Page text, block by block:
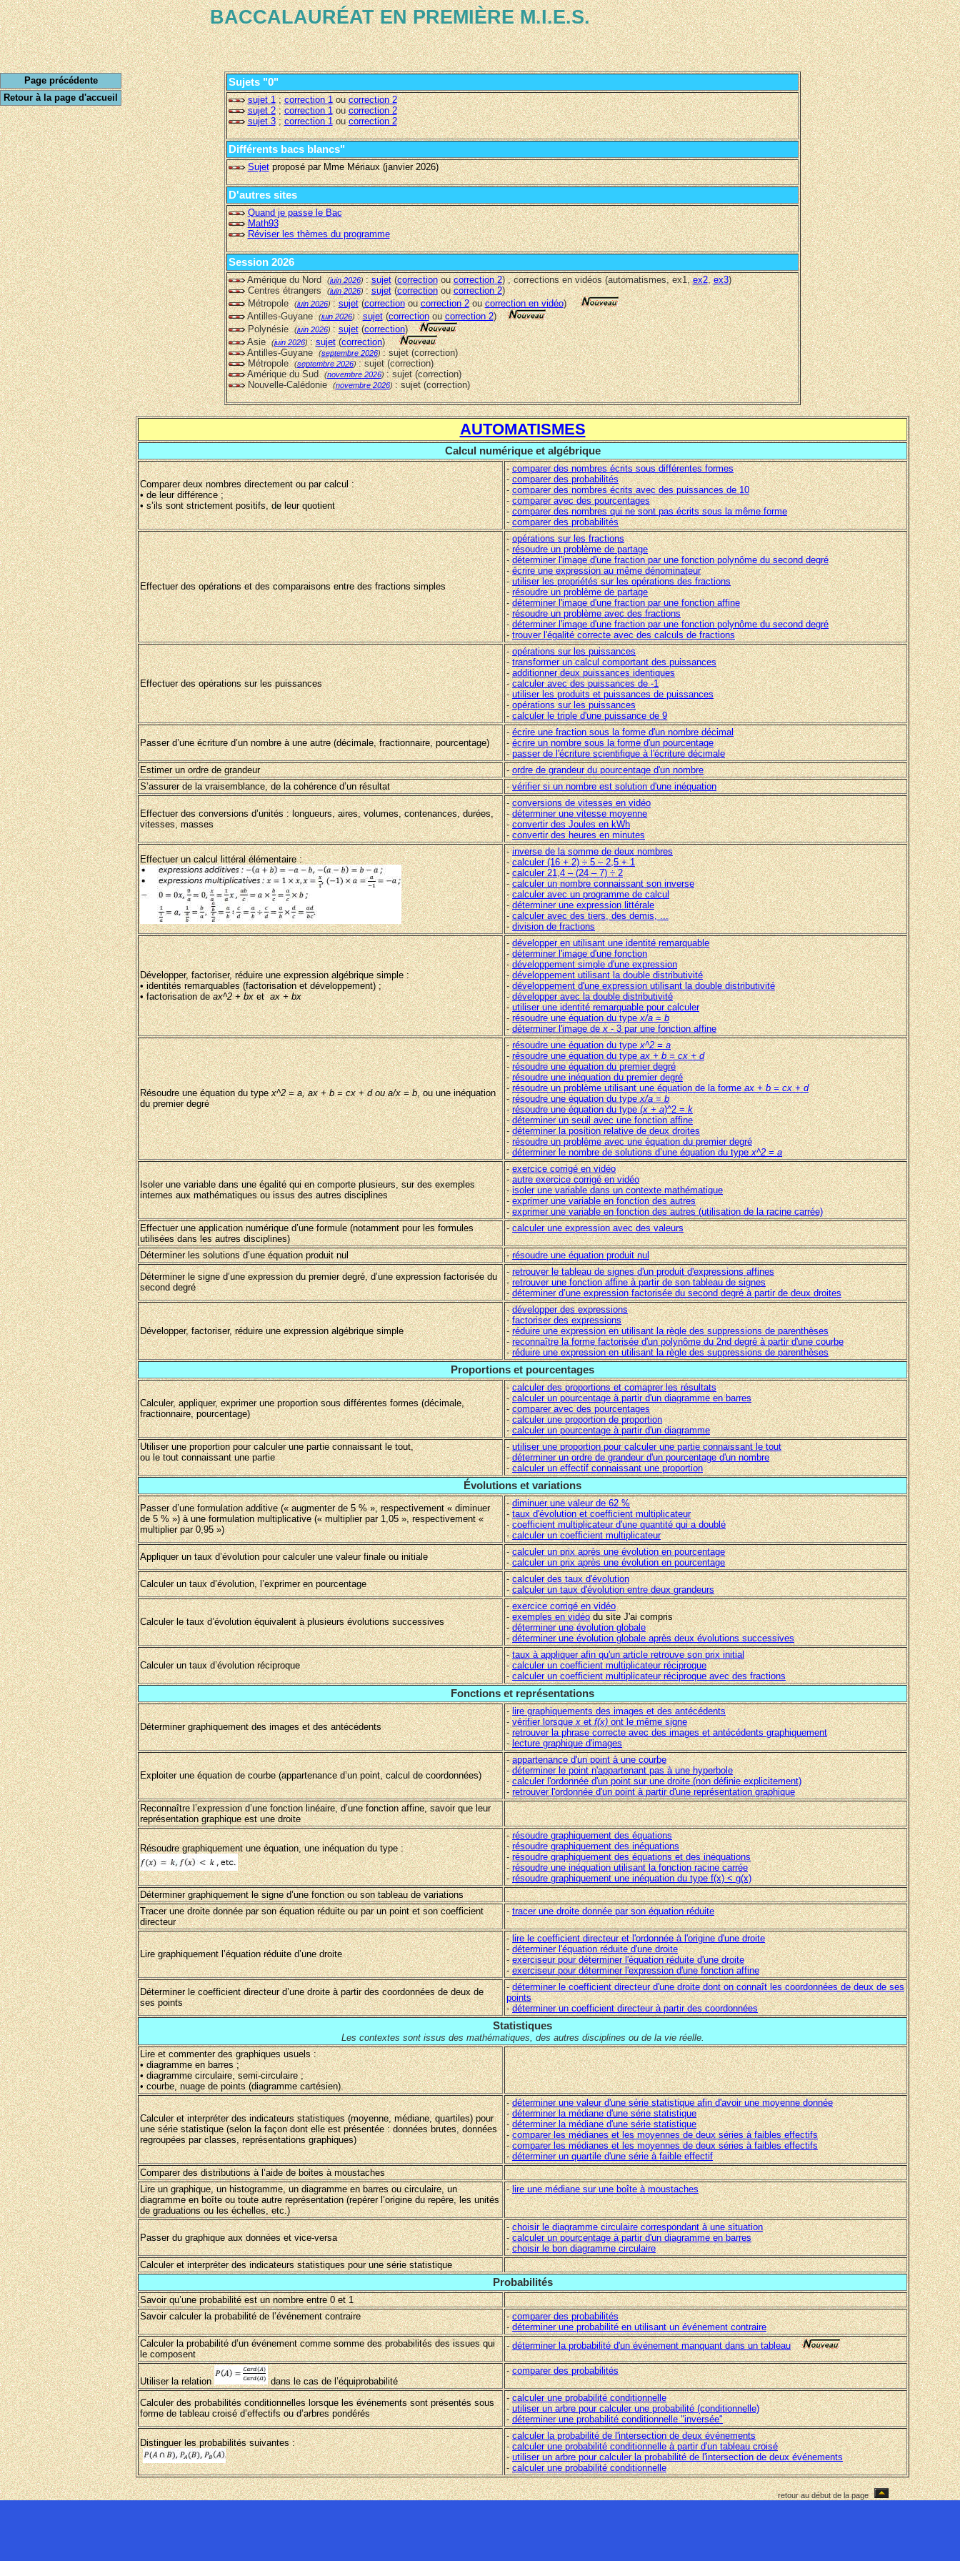
Sujets "0"
sujet 1;correction 1oucorrection 2
sujet 2;correction 1oucorrection 2
sujet 3;correction 1oucorrection 2
Différents bacs blancs"
Sujet proposé par Mme Mériaux (janvier 2026)
D'autres sites
Quand je passe le Bac
Math93
Réviser les thèmes du programme
Session 2026
Amérique du Nord(juin 2026):sujet(correctionoucorrection 2) , corrections en vidéos (automatismes, ex1,ex2,ex3)
Centres étrangers(juin 2026):sujet(correctionoucorrection 2)
Métropole(juin 2026):sujet(correctionoucorrection 2oucorrection en vidéo)
Antilles-Guyane(juin 2026):sujet(correctionoucorrection 2)
Polynésie(juin 2026):sujet(correction)
Asie(juin 2026):sujet(correction)
Antilles-Guyane(septembre2026): sujet (correction)
Métropole(septembre2026): sujet (correction)
Amérique du Sud(novembre2026): sujet (correction)
Nouvelle-Calédonie(novembre2026): sujet (correction)
AUTOMATISMES
Calcul numérique et algébrique
Comparer deux nombres directement ou par calcul :
• de leur différence ;
• s’ils sont strictement positifs, de leur quotient
-comparer des nombres écrits sous différentes formes
-comparer des probabilités
-comparer des nombres écrits avec des puissances de 10
-comparer avec des pourcentages
-comparer des nombres qui ne sont pas écrits sous la même forme
-comparer des probabilités
Effectuer des opérations et des comparaisons entre des fractions simples
-opérations sur les fractions
-résoudre un problème de partage
-déterminer l'image d'une fraction par une fonction polynôme du second degré
-écrire une expression au même dénominateur
-utiliser les propriétés sur les opérations des fractions
-résoudre un problème de partage
-déterminer l'image d'une fraction par une fonction affine
-résoudre un problème avec des fractions
-déterminer l'image d'une fraction par une fonction polynôme du second degré
-trouver l'égalité correcte avec des calculs de fractions
Effectuer des opérations sur les puissances
-opérations sur les puissances
-transformer un calcul comportant des puissances
-additionner deux puissances identiques
-calculer avec des puissances de -1
-utiliser les produits et puissances de puissances
-opérations sur les puissances
-calculer le triple d'une puissance de 9
Passer d’une écriture d’un nombre à une autre (décimale, fractionnaire, pourcentage)
-écrire une fraction sous la forme d'un nombre décimal
-écrire un nombre sous la forme d'un pourcentage
-passer de l'écriture scientifique à l'écriture décimale
Estimer un ordre de grandeur
-ordre de grandeur du pourcentage d'un nombre
S’assurer de la vraisemblance, de la cohérence d’un résultat
-vérifier si un nombre est solution d'une inéquation
Effectuer des conversions d’unités : longueurs, aires, volumes, contenances, durées,
vitesses, masses
-conversions de vitessesen vidéo
-déterminer une vitesse moyenne
-convertir des Joules en kWh
-convertir des heures en minutes
Effectuer un calcul littéral élémentaire :
-inverse de la somme de deux nombres
-calculer (16 + 2) ÷ 5 – 2,5 + 1
-calculer 21,4 – (24 – 7) ÷ 2
-calculer un nombre connaissant son inverse
-calculer avec un programme de calcul
-déterminer une expression littérale
-calculer avec des tiers, des demis, ...
-division de fractions
Développer, factoriser, réduire une expression algébrique simple :
• identités remarquables (factorisation et développement) ;
• factorisation deax^2 + bxetax + bx
-développer en utilisant une identité remarquable
-déterminer l'image d'une fonction
-développement simple d'une expression
-développement utilisant la double distributivité
-développement d'une expression utilisant la double distributivité
-développer avec la double distributivité
-utiliser une identité remarquable pour calculer
-résoudre une équation du typex/a=b
-déterminer l'image dex- 3 par une fonction affine
Résoudre une équation du typex^2 = a, ax + b = cx + d ou a/x = b, ou une inéquation
du premier degré
-résoudre une équation du typex^2 = a
-résoudre une équation du typeax + b = cx + d
-résoudre une équation du premier degré
-résoudre une inéquation du premier degré
-résoudre un problème utilisant une équation de la formeax + b = cx + d
-résoudre une équation du typex/a=b
-résoudre une équation du type (x+a)^2 =k
-déterminer un seuil avec une fonction affine
-déterminer la position relative de deux droites
-résoudre un problème avec une équation du premier degré
-déterminer le nombre de solutions d’une équation du typex^2 = a
Isoler une variable dans une égalité qui en comporte plusieurs, sur des exemples
internes aux mathématiques ou issus des autres disciplines
-exercice corrigé en vidéo
-autre exercice corrigé en vidéo
-isoler une variable dans un contexte mathématique
-exprimer une variable en fonction des autres
-exprimer une variable en fonction des autres (utilisation de la racine carrée)
Effectuer une application numérique d’une formule (notamment pour les formules
utilisées dans les autres disciplines)
-calculer une expression avec des valeurs
Déterminer les solutions d’une équation produit nul -résoudre une équation produit nul
Déterminer le signe d’une expression du premier degré, d’une expression factorisée du
second degré
-retrouver le tableau de signes d'un produit d'expressions affines
-retrouver une fonction affine à partir de son tableau de signes
-déterminer d’une expression factorisée du second degré à partir de deux droites
Développer, factoriser, réduire une expression algébrique simple
-développer des expressions
-factoriser des expressions
-réduire une expression en utilisant la règle des suppressions de parenthèses
-reconnaître la forme factorisée d'un polynôme du 2nd degré à partir d'une courbe
-réduire une expression en utilisant la règle des suppressions de parenthèses
Proportions et pourcentages
Calculer, appliquer, exprimer une proportion sous différentes formes (décimale,
fractionnaire, pourcentage)
-calculer des proportions et comaprer les résultats
-calculer un pourcentage à partir d'un diagramme en barres
-comparer avec des pourcentages
-calculer une proportion de proportion
-calculer un pourcentage à partir d'un diagramme
Utiliser une proportion pour calculer une partie connaissant le tout,
ou le tout connaissant une partie
-utiliser une proportion pour calculer une partie connaissant le tout
-déterminer un ordre de grandeur d'un pourcentage d'un nombre
-calculer un effectif connaissant une proportion
Évolutions et variations
Passer d’une formulation additive (« augmenter de 5 % », respectivement « diminuer
de 5 % ») à une formulation multiplicative (« multiplier par 1,05 », respectivement «
multiplier par 0,95 »)
-diminuer une valeur de 62 %
-taux d'évolution et coefficient multiplicateur
-coefficient multiplicateur d'une quantité qui a doublé
-calculer un coefficient multiplicateur
Appliquer un taux d’évolution pour calculer une valeur finale ou initiale
-calculer un prix après une évolution en pourcentage
-calculer un prix après une évolution en pourcentage
Calculer un taux d’évolution, l’exprimer en pourcentage
-calculer des taux d'évolution
-calculer un taux d'évolution entre deux grandeurs
Calculer le taux d’évolution équivalent à plusieurs évolutions successives
-exercice corrigé en vidéo
-exemples en vidéo du site J'ai compris
-déterminer une évolution globale
-déterminer une évolution globale après deux évolutions successives
Calculer un taux d’évolution réciproque
-taux à appliquer afin qu'un article retrouve son prix initial
-calculer un coefficient multiplicateur réciproque
-calculer un coefficient multiplicateur réciproque avec des fractions
Fonctions et représentations
Déterminer graphiquement des images et des antécédents
-lire graphiquements des images et des antécédents
-vérifier lorsquexetf(x)ont le même signe
-retrouver la phrase correcte avec des images et antécédents graphiquement
-lecture graphique d'images
Exploiter une équation de courbe (appartenance d’un point, calcul de coordonnées)
-appartenance d'un point à une courbe
-déterminer le point n'appartenant pas à une hyperbole
-calculer l'ordonnée d'un point sur une droite (non définie explicitement)
-retrouver l'ordonnée d'un point à partir d'une représentation graphique
Reconnaître l’expression d’une fonction linéaire, d’une fonction affine, savoir que leur
représentation graphique est une droite
Résoudre graphiquement une équation, une inéquation du type :
-résoudre graphiquement des équations
-résoudre graphiquement des inéquations
-résoudre graphiquement des équations et des inéquations
-résoudre une inéquation utilisant la fonction racine carrée
-résoudre graphiquement une inéquation du type f(x) < g(x)
Déterminer graphiquement le signe d’une fonction ou son tableau de variations
Tracer une droite donnée par son équation réduite ou par un point et son coefficient
directeur
-tracer une droite donnée par son équation réduite
Lire graphiquement l’équation réduite d’une droite
-lire le coefficient directeur et l'ordonnée à l'origine d'une droite
-déterminer l'équation réduite d'une droite
-exerciseur pour déterminer l'équation réduite d'une droite
-exerciseur pour déterminer l'expression d'une fonction affine
Déterminer le coefficient directeur d’une droite à partir des coordonnées de deux de
ses points
-déterminer le coefficient directeur d'une droite dont on connaît les coordonnées de deux de ses
points
-déterminer un coefficient directeur à partir des coordonnées
Statistiques
Les contextes sont issus des mathématiques, des autres disciplines ou de la vie réelle.
Lire et commenter des graphiques usuels :
• diagramme en barres ;
• diagramme circulaire, semi-circulaire ;
• courbe, nuage de points (diagramme cartésien).
Calculer et interpréter des indicateurs statistiques (moyenne, médiane, quartiles) pour
une série statistique (selon la façon dont elle est présentée : données brutes, données
regroupées par classes, représentations graphiques)
-déterminer une valeur d'une série statistique afin d'avoir une moyenne donnée
-déterminer la médiane d'une série statistique
-déterminer la médiane d'une série statistique
-comparer les médianes et les moyennes de deux séries à faibles effectifs
-comparer les médianes et les moyennes de deux séries à faibles effectifs
-déterminer un quartile d'une série à faible effectif
Comparer des distributions à l’aide de boites à moustaches
Lire un graphique, un histogramme, un diagramme en barres ou circulaire, un
diagramme en boîte ou toute autre représentation (repérer l’origine du repère, les unités
de graduations ou les échelles, etc.)
-lire une médiane sur une boîte à moustaches
Passer du graphique aux données et vice-versa
-choisir le diagramme circulaire correspondant à une situation
-calculer un pourcentage à partir d'un diagramme en barres
-choisir le bon diagramme circulaire
Calculer et interpréter des indicateurs statistiques pour une série statistique
Probabilités
Savoir qu’une probabilité est un nombre entre 0 et 1
Savoir calculer la probabilité de l’événement contraire
-comparer des probabilités
-déterminer une probabilité en utilisant un événement contraire
Calculer la probabilité d’un événement comme somme des probabilités des issues qui
le composent
-déterminer la probabilité d'un événement manquant dans un tableau
Utiliser la relation dans le cas de l’équiprobabilité
-comparer des probabilités
Calculer des probabilités conditionnelles lorsque les événements sont présentés sous
forme de tableau croisé d’effectifs ou d’arbres pondérés
-calculer une probabilité conditionnelle
-utiliser un arbre pour calculer une probabilité (conditionnelle)
-déterminer une probabilité conditionnelle "inversée"
Distinguer les probabilités suivantes :
-calculer la probabilité de l'intersection de deux événements
-calculer une probabilité conditionnelle à partir d'un tableau croisé
-utiliser un arbre pour calculer la probabilité de l'intersection de deux événements
-calculer une probabilité conditionnelle
retour au début de la page
Page précédente
Retour à la page d'accueil
BACCALAURÉAT EN PREMIÈRE M.I.E.S.